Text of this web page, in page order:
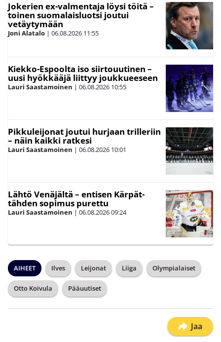
Jokerien ex-valmentaja löysi töitä –
toinen suomalaisluotsi joutui
vetäytymään
Joni Alatalo | 06.08.2026 11:55
Kiekko-Espoolta iso siirtouutinen –
uusi hyökkääjä liittyy joukkueeseen
Lauri Saastamoinen | 06.08.2026 10:55
Pikkuleijonat joutui hurjaan trilleriin
– näin kaikki ratkesi
Lauri Saastamoinen | 06.08.2026 10:01
Lähtö Venäjältä – entisen Kärpät-
tähden sopimus purettu
Lauri Saastamoinen | 06.08.202609:24
AIHEET Ilves Leijonat Liiga Olympialaiset
Otto Koivula Pääuutiset
Jaa